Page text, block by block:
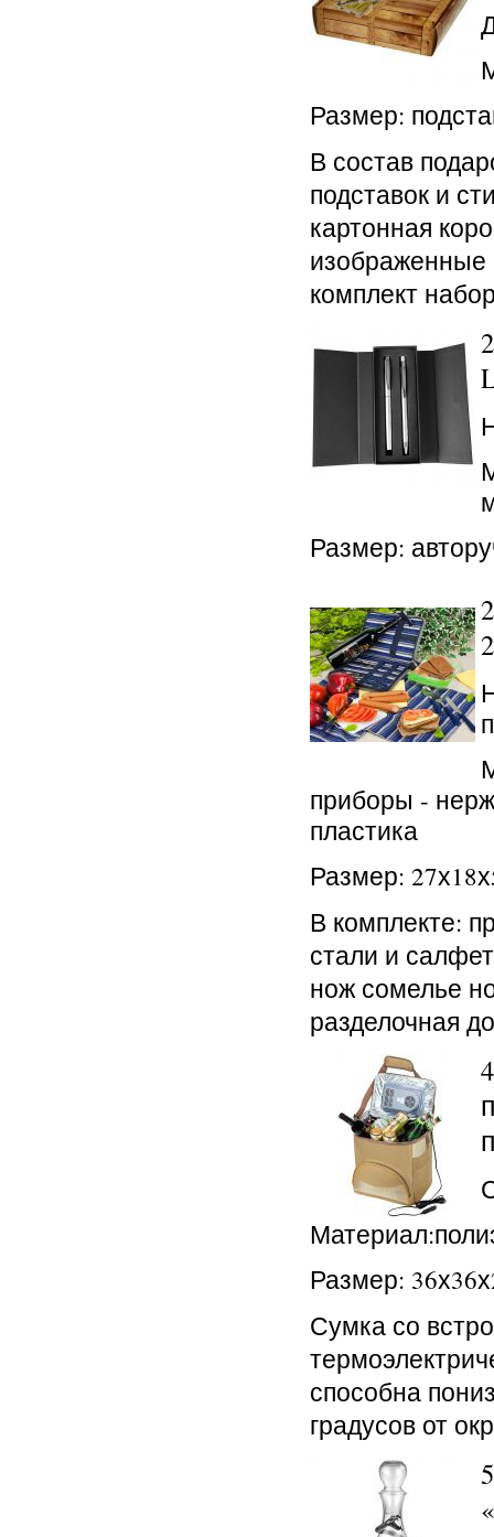
Размер:
В состав
подставок и
картонная
изображенные
комплект
Размер:
приборы -
пластика
Размер:
В комплекте:
стали и
нож сомелье
разделочная
Размер:
Сумка со
способна
градусов от